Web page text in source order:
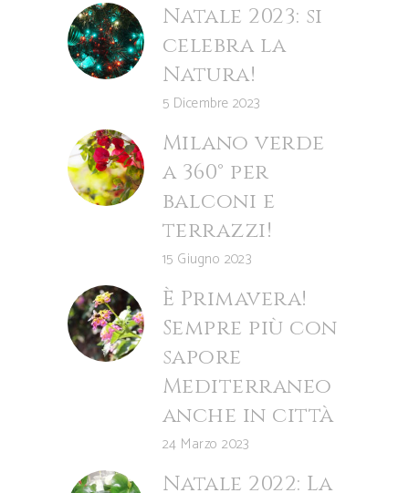
Natale 2023: si
celebra la
Natura!
5 Dicembre 2023
Milano verde
a 360° per
balconi e
terrazzi!
15 Giugno 2023
È Primavera!
Sempre più con
sapore
Mediterraneo
anche in città
24 Marzo 2023
Natale 2022: La